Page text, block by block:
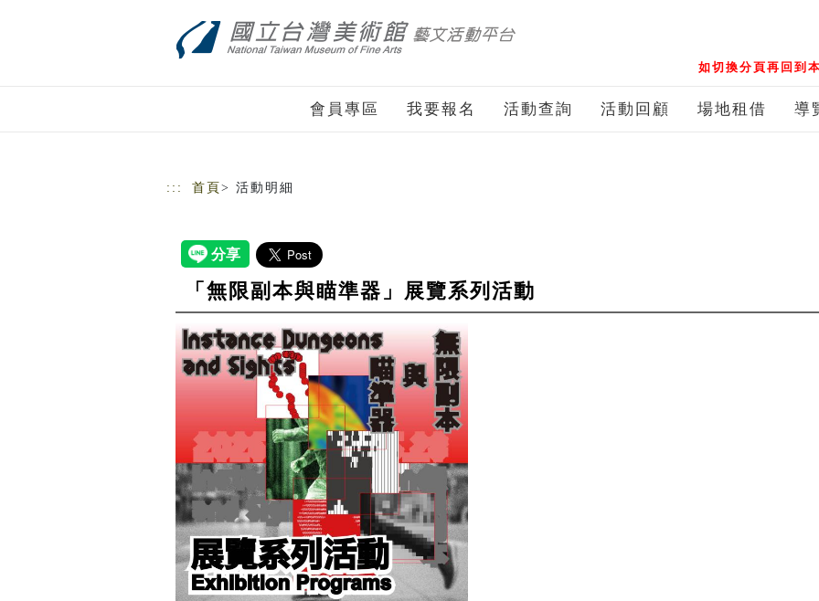
如切換分頁再回到
會員專區 我要報名 活動查詢 活動回顧 場地租借 導
::: 首頁 > 活動明細
「無限副本與瞄準器」展覽系列活動